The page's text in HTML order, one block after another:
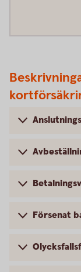
Försenat